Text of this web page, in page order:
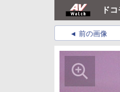
ド
前の画像